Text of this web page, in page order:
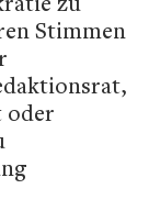
Stimmen
oder